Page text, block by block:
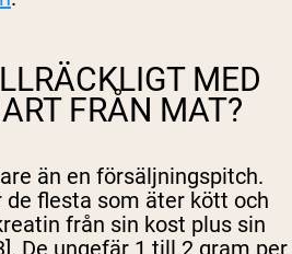
MED
FRÅN MAT?
än en försäljningspitch.
de flesta som äter kött och
från sin kost plus sin
De ungefär 1 till 2 gram per